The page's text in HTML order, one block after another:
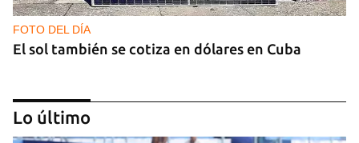
FOTO DEL DÍA
El sol también se cotiza en dólares en Cuba
Lo último